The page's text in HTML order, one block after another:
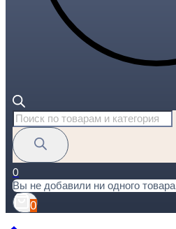
Поиск
товаров
0
Вы не добавили ни одного товара
0